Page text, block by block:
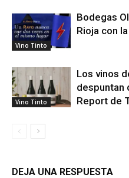
Vino Tinto
Bodegas
Rioja con
Vino Tinto
Los vinos
despuntan
Report de
DEJA UNA RESPUESTA